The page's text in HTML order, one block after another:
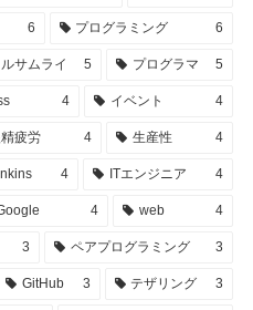
6 プログラミング 6
サムライ 5 プログラマ 5
4 イベント 4
疲労 4 生産性 4
4 ITエンジニア 4
4 web 4
3 ペアプログラミング 3
GitHub 3 テザリング 3